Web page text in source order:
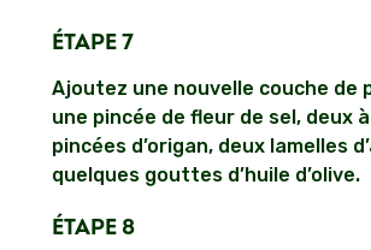
ÉTAPE 7
Ajoutez une nouvelle couche de
une pincée de fleur de sel, deux
pincées d’origan, deux lamelles
quelques gouttes d’huile d’olive.
ÉTAPE 8